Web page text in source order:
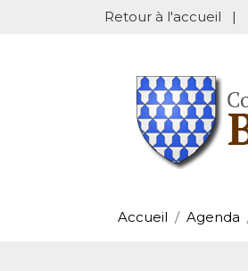
Retour à l'accueil |
Accueil Agenda